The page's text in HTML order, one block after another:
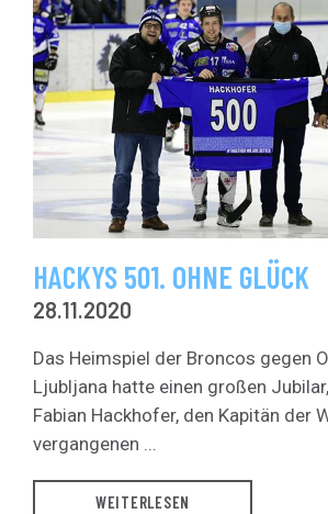
HACKYS 501. OHNE GLÜCK
28.11.2020
Das Heimspiel der Broncos gegen
Ljubljana hatte einen großen
Fabian Hackhofer, den Kapitän der
vergangenen ...
WEITERLESEN